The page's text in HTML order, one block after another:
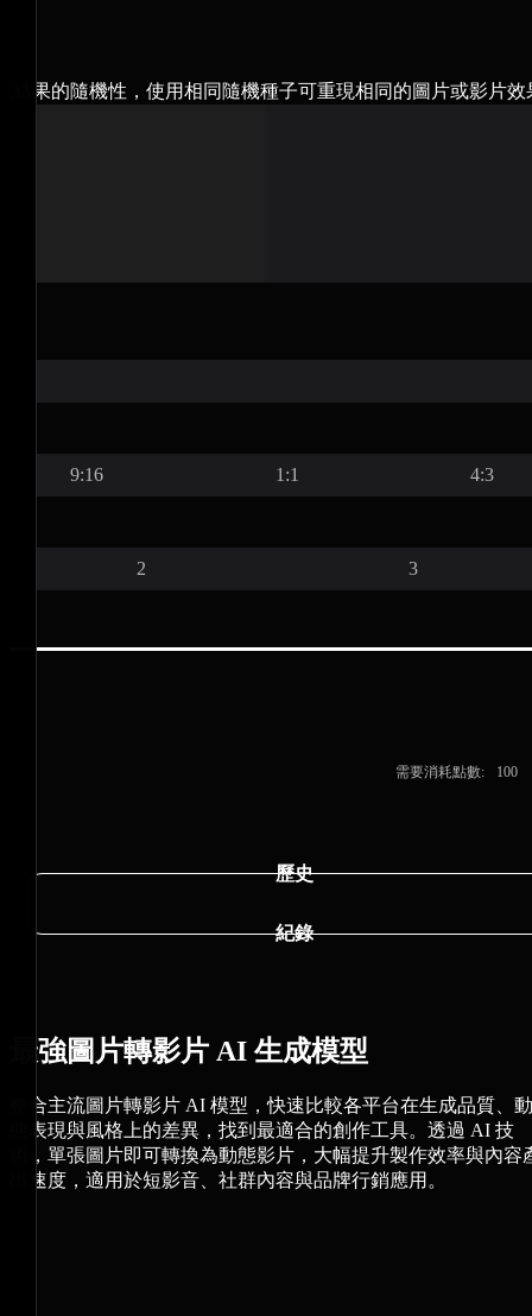
結果的隨機性，使用相同隨機種子可重現相同的圖片或影片效
9:16 1:1 4:3
2 3
需要消耗點數: 100
歷史
紀錄
最強圖片轉影片 AI 生成模型
整合主流圖片轉影片 AI 模型，快速比較各平台在生成品質、動
態表現與風格上的差異，找到最適合的創作工具。透過 AI 技
術，單張圖片即可轉換為動態影片，大幅提升製作效率與內容
出速度，適用於短影音、社群內容與品牌行銷應用。